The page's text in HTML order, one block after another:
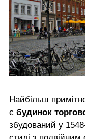
Найбільш
є будинок
збудований у